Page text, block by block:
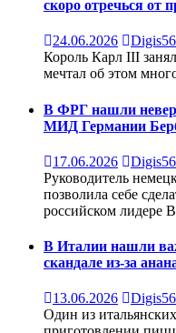
скоро отречься от
24.06.2026
Король Карл III
мечтал об этом
В ФРГ нашли
МИД Германии
17.06.2026
Руководитель
позволила себе
российском лидере
В Италии нашли
скандале из-за
13.06.2026
Один из